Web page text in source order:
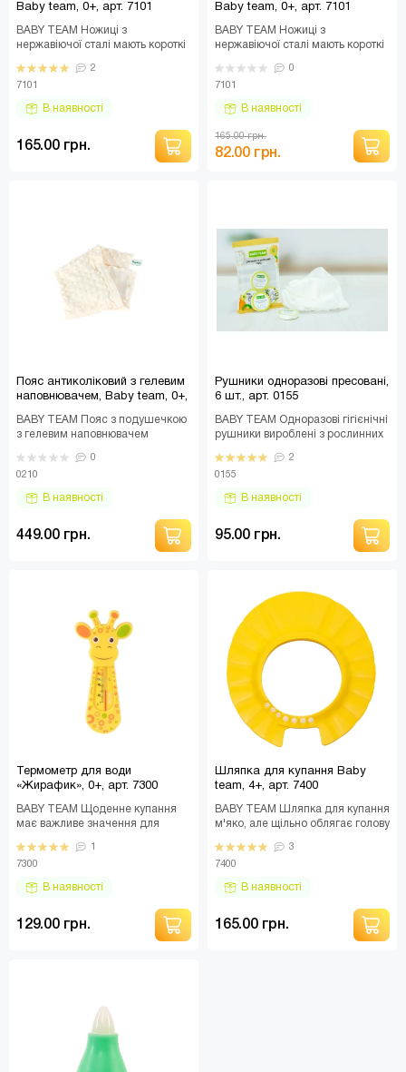
Baby team, 0+, арт. 7101
BABY TEAM Ножиці з
нержавіючої сталі мають короткі
кінцями, щоб дати мож..
2
7101
В наявності
165.00 грн.
Baby team, 0+, арт. 7101
BABY TEAM Ножиці з
нержавіючої сталі мають короткі
кінцями, щоб дати мож..
0
7101
В наявності
165.00 грн.
82.00 грн.
Пояс антиколіковий з гелевим
наповнювачем, Baby team, 0+,
BABY TEAM Пояс з подушечкою
з гелевим наповнювачем
коліків у малюків. В ..
0
0210
В наявності
449.00 грн.
Рушники одноразові пресовані,
6 шт., арт. 0155
BABY TEAM Одноразові гігієнічні
рушники вироблені з рослинних
забруднюють на..
2
0155
В наявності
95.00 грн.
Термометр для води
«Жирафик», 0+, арт. 7300
BABY TEAM Щоденне купання
має важливе значення для
дитини. Це чудовий ак..
1
7300
В наявності
129.00 грн.
Шляпка для купання Baby
team, 4+, арт. 7400
BABY TEAM Шляпка для купання
м'яко, але щільно облягає голову
голови в сп..
3
7400
В наявності
165.00 грн.